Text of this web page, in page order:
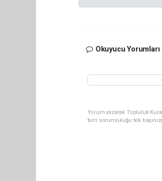
Okuyucu Yorumları
Yorum yazarak Topluluk
tüm sorumluluğu tek